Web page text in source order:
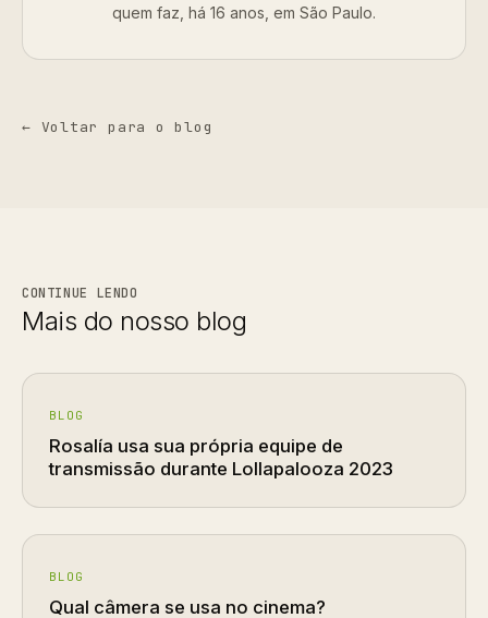
quem faz, há 16 anos, em São Paulo.
← Voltar para o blog
CONTINUE LENDO
Mais do nosso blog
BLOG
Rosalía usa sua própria equipe de
transmissão durante Lollapalooza 2023
BLOG
Qual câmera se usa no cinema?